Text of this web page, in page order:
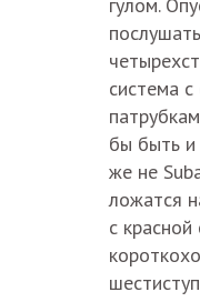
система
бы быть и
же не
ложатся
с красной